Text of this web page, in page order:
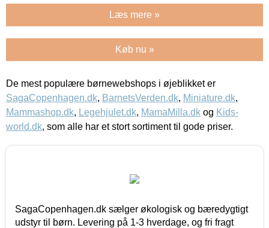
Læs mere »
Køb nu »
De mest populære børnewebshops i øjeblikket er
SagaCopenhagen.dk, BarnetsVerden.dk, Miniature.dk,
Mammashop.dk, Legehjulet.dk, MamaMilla.dk og Kids-
world.dk, som alle har et stort sortiment til gode priser.
SagaCopenhagen.dk sælger økologisk og bæredygtigt
udstyr til børn. Levering på 1-3 hverdage, og fri fragt